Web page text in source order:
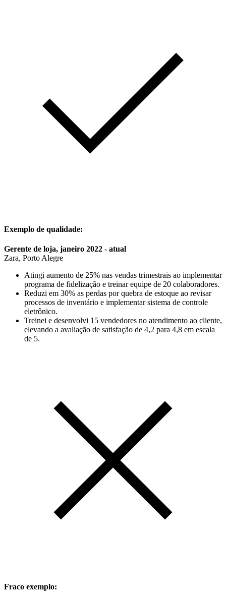
Exemplo de qualidade:
Gerente de loja, janeiro 2022 - atual
Zara, Porto Alegre
Atingi aumento de 25% nas vendas trimestrais ao implementar
programa de fidelização e treinar equipe de 20 colaboradores.
Reduzi em 30% as perdas por quebra de estoque ao revisar
processos de inventário e implementar sistema de controle
eletrônico.
Treinei e desenvolvi 15 vendedores no atendimento ao cliente,
elevando a avaliação de satisfação de 4,2 para 4,8 em escala
de 5.
Fraco exemplo: